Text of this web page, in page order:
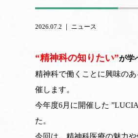
2026.07.2 ｜ ニュース
“精神科の知りたい”が学
精神科で働くことに興味の
催します。
今年度6月に開催した
た。
今回は、精神科医療の魅力